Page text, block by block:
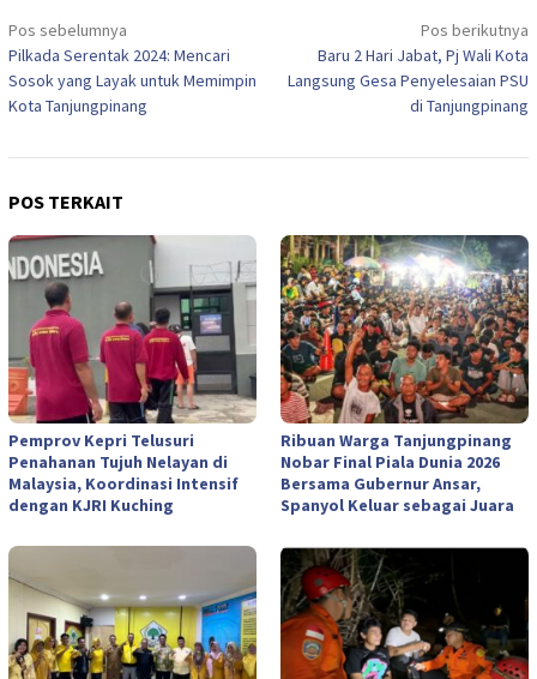
Navigasi
pos
Pos sebelumnya
Pilkada Serentak 2024: Mencari
Sosok yang Layak untuk Memimpin
Kota Tanjungpinang
Pos berikutnya
Baru 2 Hari Jabat, Pj Wali Kota
Langsung Gesa Penyelesaian PSU
di Tanjungpinang
POS TERKAIT
Pemprov Kepri Telusuri
Penahanan Tujuh Nelayan di
Malaysia, Koordinasi Intensif
dengan KJRI Kuching
Ribuan Warga Tanjungpinang
Nobar Final Piala Dunia 2026
Bersama Gubernur Ansar,
Spanyol Keluar sebagai Juara